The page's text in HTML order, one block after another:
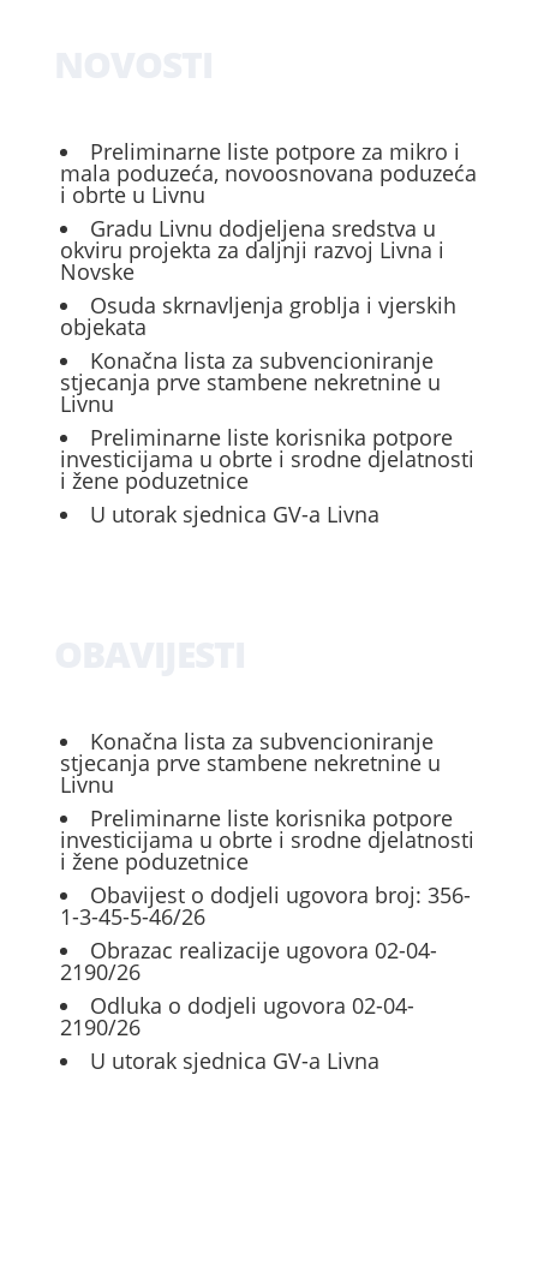
Preliminarne liste potpore za mikro i
mala poduzeća, novoosnovana poduzeća
i obrte u Livnu
Gradu Livnu dodjeljena sredstva u
okviru projekta za daljnji razvoj Livna i
Novske
Osuda skrnavljenja groblja i vjerskih
objekata
Konačna lista za subvencioniranje
stjecanja prve stambene nekretnine u
Livnu
Preliminarne liste korisnika potpore
investicijama u obrte i srodne djelatnosti
i žene poduzetnice
U utorak sjednica GV-a Livna
Konačna lista za subvencioniranje
stjecanja prve stambene nekretnine u
Livnu
Preliminarne liste korisnika potpore
investicijama u obrte i srodne djelatnosti
i žene poduzetnice
Obavijest o dodjeli ugovora broj: 356-
1-3-45-5-46/26
Obrazac realizacije ugovora 02-04-
2190/26
Odluka o dodjeli ugovora 02-04-
2190/26
U utorak sjednica GV-a Livna